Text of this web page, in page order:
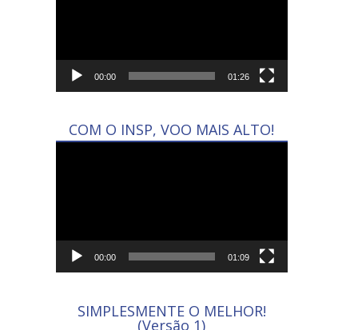
00:00 01:26
COM O INSP, VOO MAIS ALTO!
00:00 01:09
SIMPLESMENTE O MELHOR!
(Versão 1)